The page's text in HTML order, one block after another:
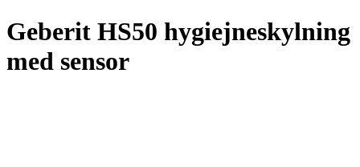
Geberit HS50 hygiejneskylning
med sensor